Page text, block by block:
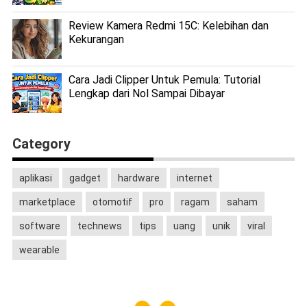
Review Kamera Redmi 15C: Kelebihan dan
Kekurangan
Cara Jadi Clipper Untuk Pemula: Tutorial
Lengkap dari Nol Sampai Dibayar
Category
aplikasi gadget hardware internet
marketplace otomotif pro ragam saham
software technews tips uang unik viral
wearable